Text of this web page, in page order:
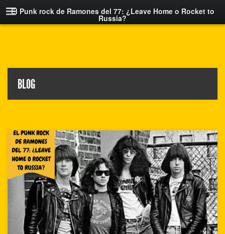
El Punk rock de Ramones del 77: ¿Leave Home o Rocket to
Russia?
BLOG